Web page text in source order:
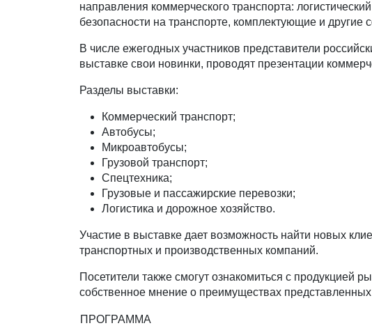
направления коммерческого транспорта:
безопасности на транспорте, комплектующие и другие
В числе ежегодных участников представители
выставке свои новинки, проводят презентации
Разделы выставки:
Коммерческий транспорт;
Автобусы;
Микроавтобусы;
Грузовой транспорт;
Спецтехника;
Грузовые и пассажирские перевозки;
Логистика и дорожное хозяйство.
Участие в выставке дает возможность найти новых
транспортных и производственных компаний.
Посетители также смогут ознакомиться с продукцией
собственное мнение о преимуществах
ПРОГРАММА